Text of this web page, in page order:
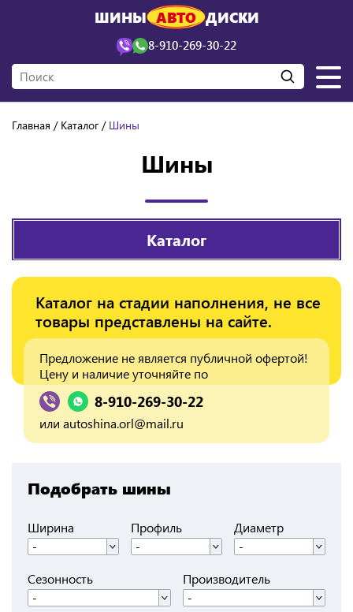
ШИНЫ АВТО ДИСКИ
8-910-269-30-22
Главная Каталог Шины
Шины
Каталог
Каталог на стадии наполнения, не все
товары представлены на сайте.
Предложение не является публичной офертой!
Цену и наличие уточняйте по
8-910-269-30-22
или autoshina.orl@mail.ru
Подобрать шины
Ширина
-
Профиль
-
Диаметр
-
Сезонность
-
Производитель
-